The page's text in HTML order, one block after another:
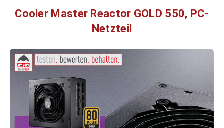
Cooler Master Reactor GOLD 550, PC-
Netzteil